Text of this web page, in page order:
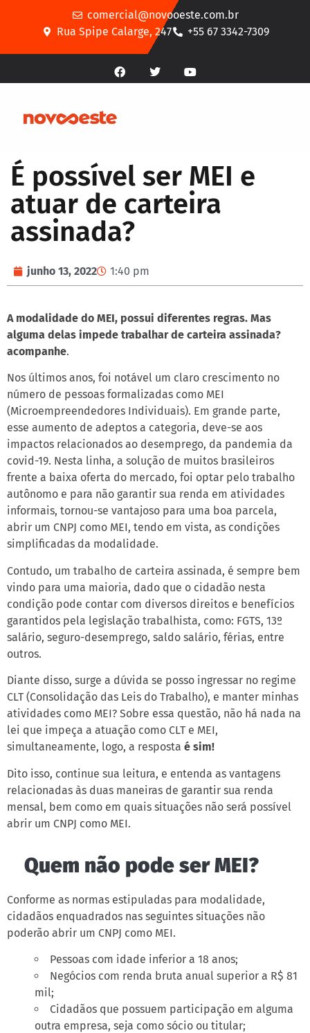
comercial@novooeste.com.br
Rua Spipe Calarge, 247
+55 67 3342-7309
É possível ser MEI e
atuar de carteira
assinada?
junho 13, 2022 1:40 pm
A modalidade do MEI, possui diferentes regras. Mas
alguma delas impede trabalhar de carteira assinada?
acompanhe.
Nos últimos anos, foi notável um claro crescimento no
número de pessoas formalizadas como MEI
(Microempreendedores Individuais). Em grande parte,
esse aumento de adeptos a categoria, deve-se aos
impactos relacionados ao desemprego, da pandemia da
covid-19. Nesta linha, a solução de muitos brasileiros
frente a baixa oferta do mercado, foi optar pelo trabalho
autônomo e para não garantir sua renda em atividades
informais, tornou-se vantajoso para uma boa parcela,
abrir um CNPJ como MEI, tendo em vista, as condições
simplificadas da modalidade.
Contudo, um trabalho de carteira assinada, é sempre bem
vindo para uma maioria, dado que o cidadão nesta
condição pode contar com diversos direitos e benefícios
garantidos pela legislação trabalhista, como: FGTS, 13º
salário, seguro-desemprego, saldo salário, férias, entre
outros.
Diante disso, surge a dúvida se posso ingressar no regime
CLT (Consolidação das Leis do Trabalho), e manter minhas
atividades como MEI? Sobre essa questão, não há nada na
lei que impeça a atuação como CLT e MEI,
simultaneamente, logo, a resposta é sim!
Dito isso, continue sua leitura, e entenda as vantagens
relacionadas às duas maneiras de garantir sua renda
mensal, bem como em quais situações não será possível
abrir um CNPJ como MEI.
Quem não pode ser MEI?
Conforme as normas estipuladas para modalidade,
cidadãos enquadrados nas seguintes situações não
poderão abrir um CNPJ como MEI.
Pessoas com idade inferior a 18 anos;
Negócios com renda bruta anual superior a R$ 81
mil;
Cidadãos que possuem participação em alguma
outra empresa, seja como sócio ou titular;